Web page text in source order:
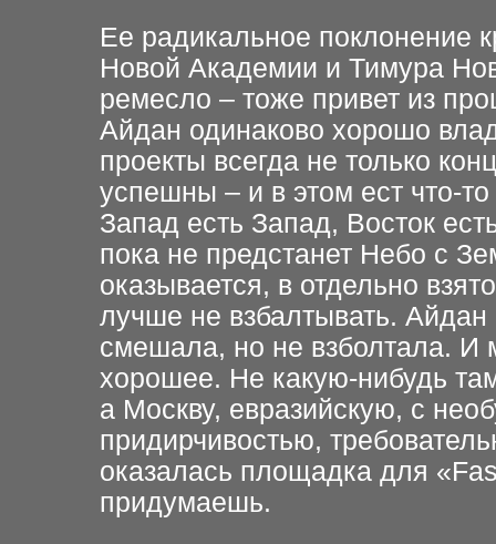
Ее радикальное поклонение
Новой Академии и Тимура
ремесло – тоже привет из
Айдан одинаково хорошо
проекты всегда не только
успешны – и в этом ест что-
Запад есть Запад, Восток
пока не предстанет Небо с
оказывается, в отдельно
лучше не взбалтывать.
смешала, но не взболтала. И
хорошее. Не какую-нибудь
а Москву, евразийскую, с
придирчивостью,
оказалась площадка для
придумаешь.